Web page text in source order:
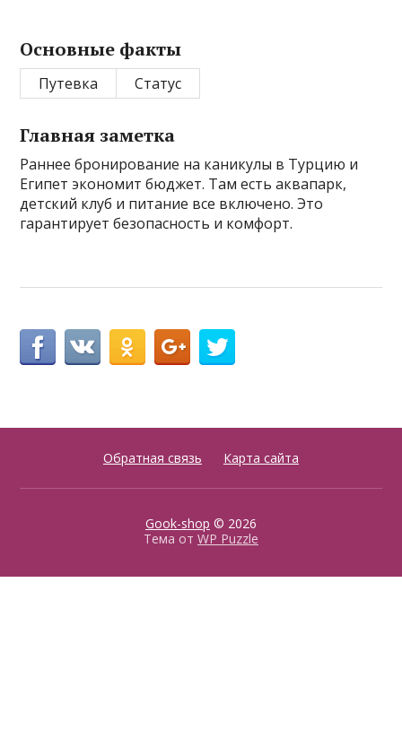
Основные факты
Путевка Статус
Главная заметка
Раннее бронирование на каникулы в Турцию и
Египет экономит бюджет. Там есть аквапарк,
детский клуб и питание все включено. Это
гарантирует безопасность и комфорт.
Обратная связь Карта сайта
Gook-shop © 2026
Тема от WP Puzzle